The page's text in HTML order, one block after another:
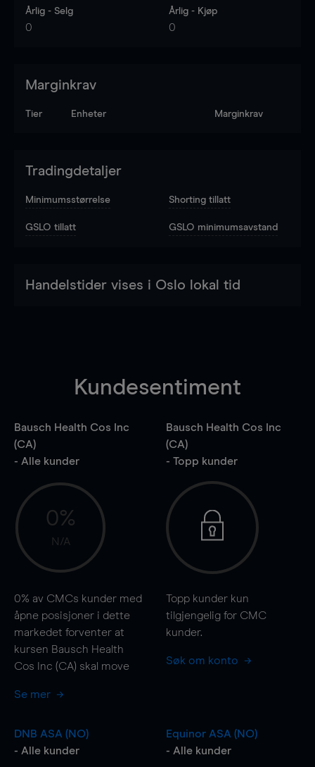
Årlig - Selg
0
Årlig - Kjøp
0
Marginkrav
Tier Enheter Marginkrav
Tradingdetaljer
Minimumsstørrelse Shorting tillatt
GSLO tillatt GSLO minimumsavstand
Handelstider vises i Oslo lokal tid
Kundesentiment
Bausch Health Cos Inc
(CA)
- Alle kunder
0%
N/A
0% av CMCs kunder med
åpne posisjoner i dette
markedet forventer at
kursen Bausch Health
Cos Inc (CA) skal move
Se mer
Bausch Health Cos Inc
(CA)
- Topp kunder
Topp kunder kun
tilgjengelig for CMC
kunder.
Søk om konto
DNB ASA (NO)
- Alle kunder
Equinor ASA (NO)
- Alle kunder